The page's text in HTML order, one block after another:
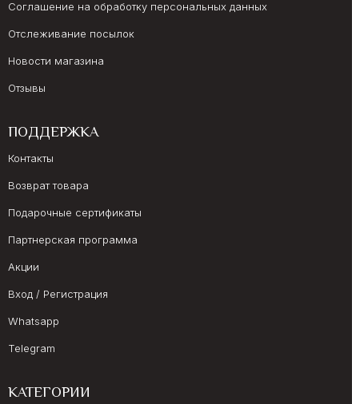
Соглашение на обработку персональных данных
Отслеживание посылок
Новости магазина
Отзывы
ПОДДЕРЖКА
Контакты
Возврат товара
Подарочные сертификаты
Партнерская программа
Акции
Вход / Регистрация
Whatsapp
Telegram
КАТЕГОРИИ